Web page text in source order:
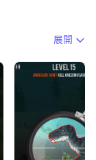
等野生動物，並
的技能。
遊戲的快感。
的不同動物。
展開